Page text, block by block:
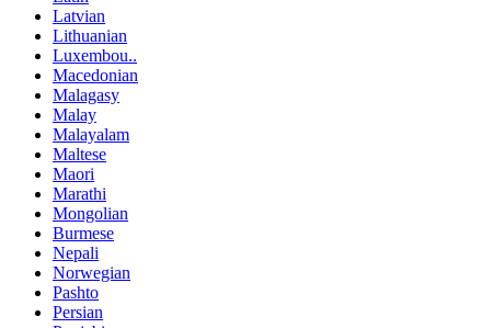
Latvian
Lithuanian
Luxembou..
Macedonian
Malagasy
Malay
Malayalam
Maltese
Maori
Marathi
Mongolian
Burmese
Nepali
Norwegian
Pashto
Persian